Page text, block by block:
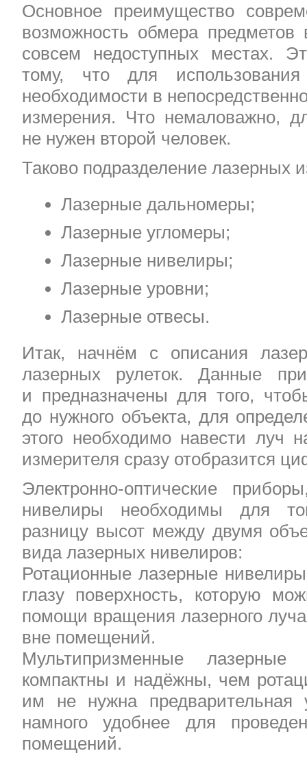
Основное преимущество
возможность обмера предметов
совсем недоступных местах.
тому, что для
необходимости в
измерения. Что немаловажно,
не нужен второй человек.
Таково подразделение лазерных
Лазерные дальномеры;
Лазерные угломеры;
Лазерные нивелиры;
Лазерные уровни;
Лазерные отвесы.
Итак, начнём с описания
лазерных рулеток. Данные
и предназначены для того,
до нужного объекта, для
этого необходимо навести луч
измерителя сразу отобразится
Электронно-оптические
нивелиры необходимы для
разницу высот между двумя
вида лазерных нивелиров:
Ротационные лазерные
глазу поверхность, которую
помощи вращения лазерного
вне помещений.
Мультипризменные
компактны и надёжны, чем
им не нужна предварительная
намного удобнее для
помещений.